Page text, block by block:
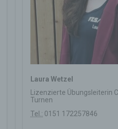
Laura Wetzel
Lizenzierte Übungsleiterin
Turnen
Tel.: 0151 172257846